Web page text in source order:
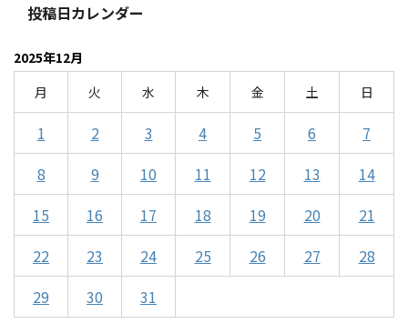
投稿日カレンダー
2025年12月
月
火 水 木 金 土 日
1 2 3 4 5 6
7
8
9 10 11 12 13
14
15
16 17 18 19 20
21
22
23 24 25 26 27
28
29
30 31